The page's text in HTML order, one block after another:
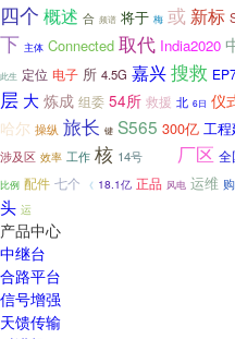
四个 概述 合 频谱 将于 梅 或 新标
下 主体 Connected 取代 India2020
此生 定位 电子 所 4.5G 嘉兴搜救
层 大 炼成 组委 54所 救援 北 6日 仪
哈尔 操纵 旅长 键 S565 300亿 工
涉及区 效率 工作 核 14号 厂区 全
比例 配件 七个 《 18.1亿 正品 风电 运维
头 运
产品中心
中继台
合路平台
信号增强
天馈传输